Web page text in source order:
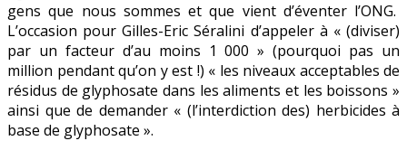
gens que nous sommes et que vient d’éventer l’ONG.
L’occasion pour Gilles-Eric Séralini d’appeler à « (diviser)
par un facteur d’au moins 1 000 » (pourquoi pas un
million pendant qu’on y est !) « les niveaux acceptables de
résidus de glyphosate dans les aliments et les boissons »
ainsi que de demander « (l’interdiction des) herbicides à
base de glyphosate ».